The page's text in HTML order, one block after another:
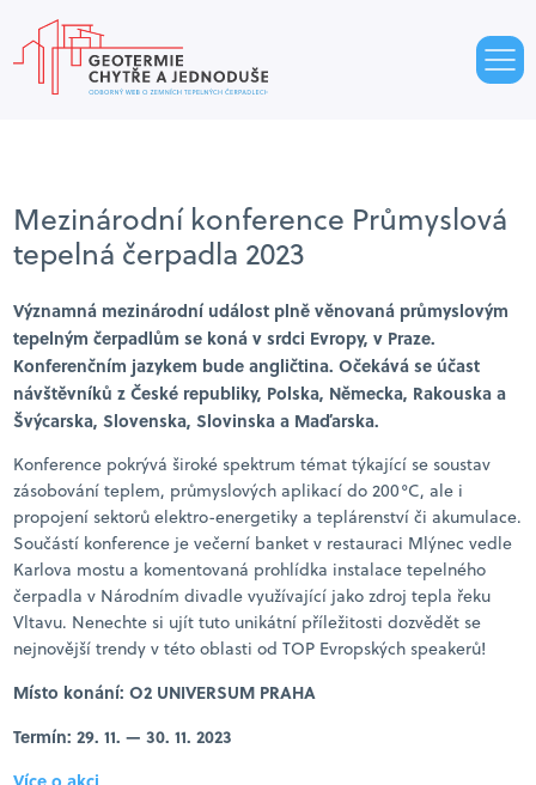
Mezinárodní konference Průmyslová
tepelná čerpadla 2023
Významná mezinárodní událost plně věnovaná průmyslovým
tepelným čerpadlům se koná v srdci Evropy, v Praze.
Konferenčním jazykem bude angličtina. Očekává se účast
návštěvníků z České republiky, Polska, Německa, Rakouska a
Švýcarska, Slovenska, Slovinska a Maďarska.
Konference pokrývá široké spektrum témat týkající se soustav
zásobování teplem, průmyslových aplikací do 200°C, ale i
propojení sektorů elektro-energetiky a teplárenství či akumulace.
Součástí konference je večerní banket v restauraci Mlýnec vedle
Karlova mostu a komentovaná prohlídka instalace tepelného
čerpadla v Národním divadle využívající jako zdroj tepla řeku
Vltavu. Nenechte si ujít tuto unikátní příležitosti dozvědět se
nejnovější trendy v této oblasti od TOP Evropských speakerů!
Místo konání: O2 UNIVERSUM PRAHA
Termín: 29. 11. — 30. 11. 2023
Více o akci